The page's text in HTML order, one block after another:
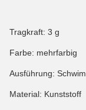
Tragkraft: 3 g
Farbe: mehrfarbig
Ausführung:
Material: Kunststoff